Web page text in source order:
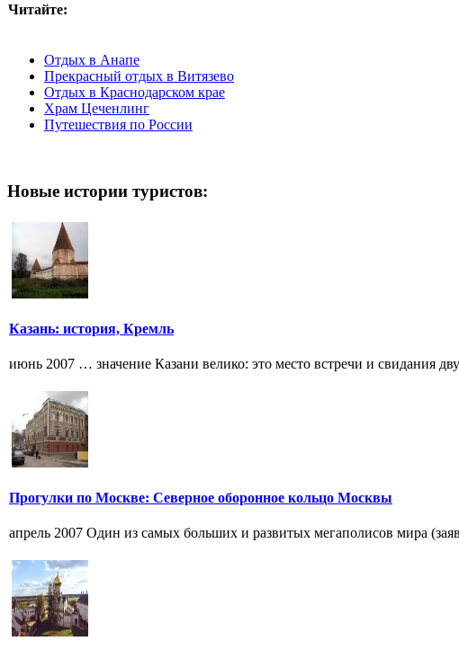
Читайте:
Отдых в Анапе
Прекрасный отдых в Витязево
Отдых в Краснодарском крае
Храм Цеченлинг
Путешествия по России
Новые истории туристов:
Казань: история, Кремль
июнь 2007 … значение Казани велико: это место встречи и свидания
Прогулки по Москве: Северное оборонное кольцо Москвы
апрель 2007 Один из самых больших и развитых мегаполисов мира